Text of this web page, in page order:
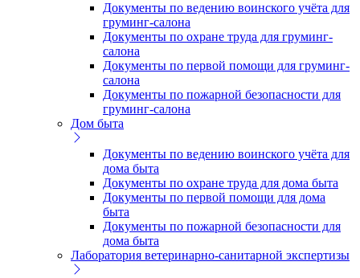
Документы по ведению воинского учёта для
груминг-салона
Документы по охране труда для груминг-
салона
Документы по первой помощи для груминг-
салона
Документы по пожарной безопасности для
груминг-салона
Дом быта
Документы по ведению воинского учёта для
дома быта
Документы по охране труда для дома быта
Документы по первой помощи для дома
быта
Документы по пожарной безопасности для
дома быта
Лаборатория ветеринарно-санитарной экспертизы